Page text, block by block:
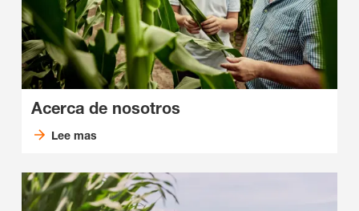
Acerca de nosotros
Lee mas